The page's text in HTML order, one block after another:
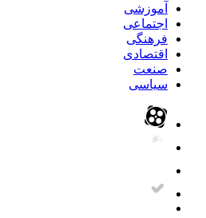
آموزشی
اجتماعی
فرهنگی
اقتصادی
صنعت
سیاسی